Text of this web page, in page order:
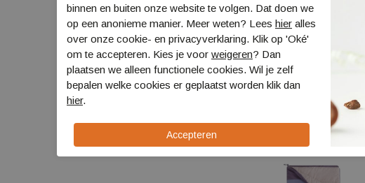
Helly Hansen H/H Scout
Duffel M
67441
Witeblaze Opvouwbare Alu
1112257
binnen en buiten onze website te volgen. Dat doen we
op een anonieme manier. Meer weten? Lees hier alles
over onze cookie- en privacyverklaring. Klik op 'Oké'
om te accepteren. Kies je voor weigeren? Dan
plaatsen we alleen functionele cookies. Wil je zelf
bepalen welke cookies er geplaatst worden klik dan
hier.